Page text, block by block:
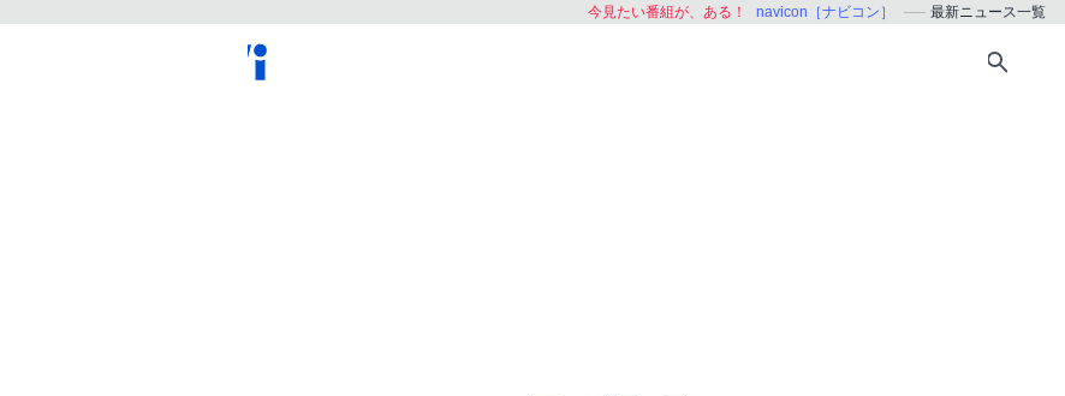
今見たい番組が、ある！ navicon［ナビコン］ 最新ニュース一覧